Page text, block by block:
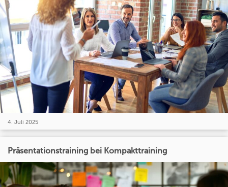
4. Juli 2025
Präsentationstraining bei Kompakttraining